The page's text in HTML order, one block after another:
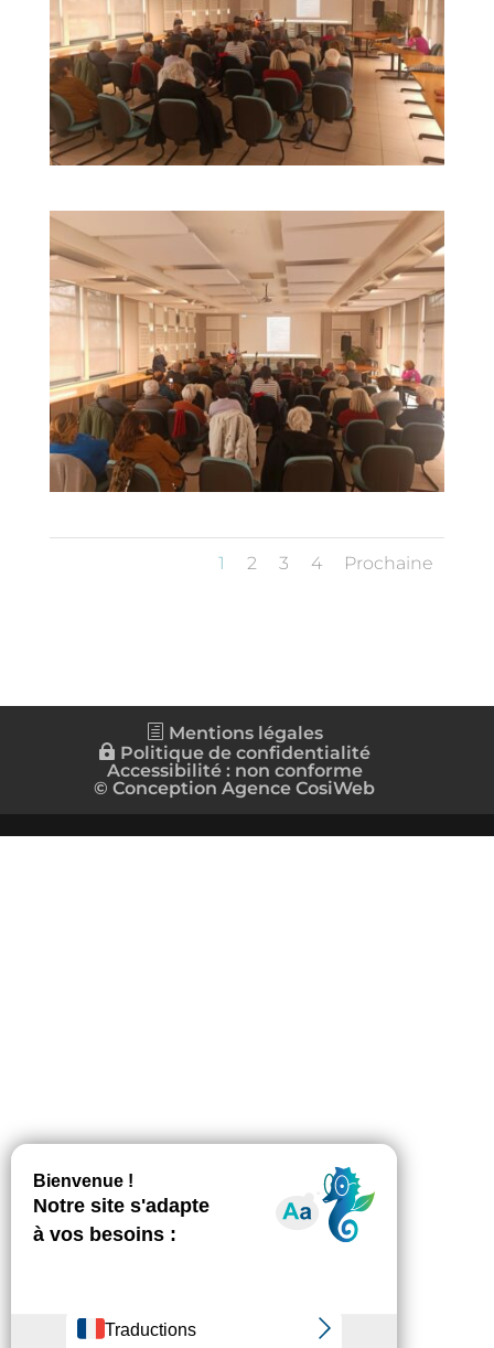
1 2 3 4 Prochaine
Mentions légales
Politique de confidentialité
Accessibilité : non conforme
© Conception Agence CosiWeb